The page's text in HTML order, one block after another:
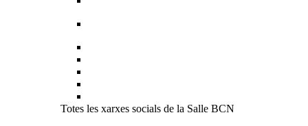
Totes les xarxes socials de la Salle BCN